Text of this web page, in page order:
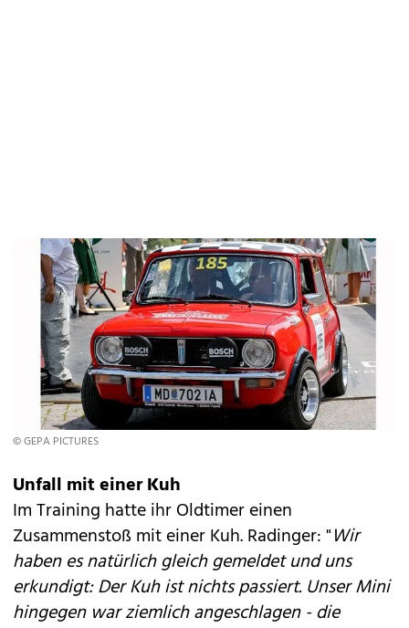
© GEPA PICTURES
Unfall mit einer Kuh
Im Training hatte ihr Oldtimer einen
Zusammenstoß mit einer Kuh. Radinger: "Wir
haben es natürlich gleich gemeldet und uns
erkundigt: Der Kuh ist nichts passiert. Unser Mini
hingegen war ziemlich angeschlagen - die